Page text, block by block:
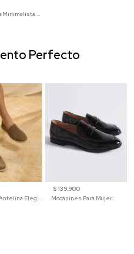
Vestido Midi Minimalista De Silueta Amplia
Mocasín de Antelina Elegante con Suela de Contraste Para Hombre
$ 139.900
Mocasines Para Mujer
Perfecto